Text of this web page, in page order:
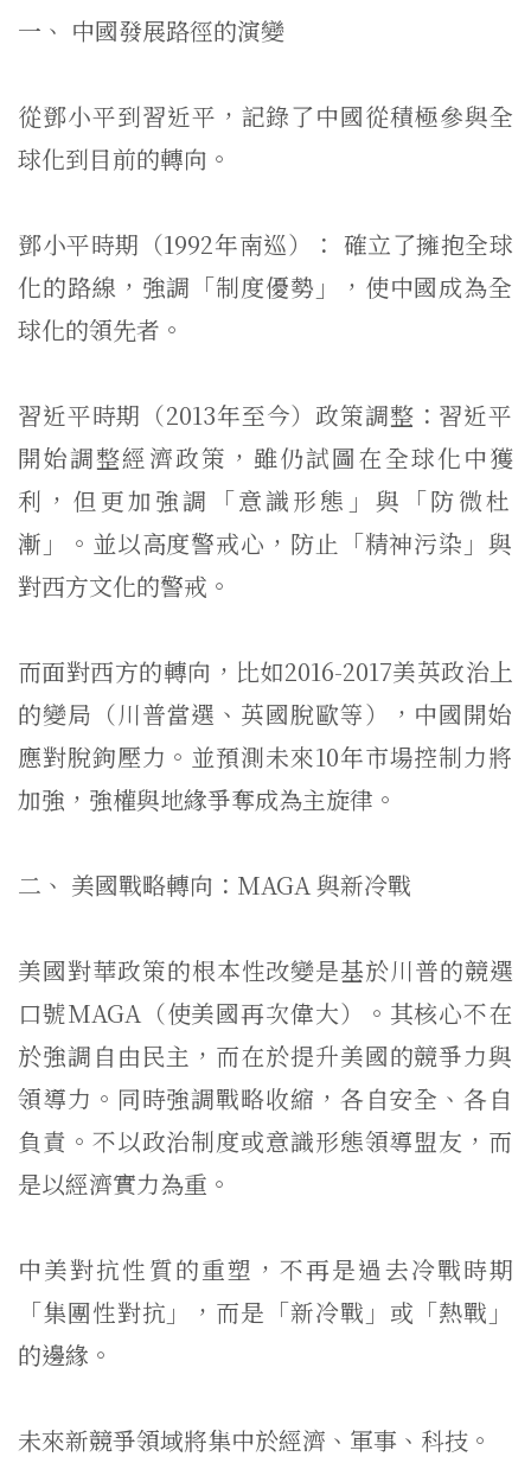
一、 中國發展路徑的演變
從鄧小平到習近平，記錄了中國從積極參與全
球化到目前的轉向。
鄧小平時期（1992年南巡）： 確立了擁抱全球
化的路線，強調「制度優勢」， 使中國成為全
球化的領先者。
習近平時期（2013年至今）政策調整： 習近平
開始調整經濟政策，雖仍試圖在全球化中獲
利，但更加強調「意識形態」與「防微杜
漸」。並以高度警戒心，防止「精神污染」與
對西方文化的警戒。
而面對西方的轉向，比如2016-2017美英政治上
的變局（川普當選、英國脫歐等），中國開始
應對脫鉤壓力。 並預測未來10年市場控制力將
加強，強權與地緣爭奪成為主旋律。
二、 美國戰略轉向：MAGA 與新冷戰
美國對華政策的根本性改變是基於川普的競選
口號MAGA（使美國再次偉大）。其核心不在
於強調自由民主， 而在於提升美國的競爭力與
領導力。同時強調戰略收縮，各自安全、各自
負責。不以政治制度或意識形態領導盟友， 而
是以經濟實力為重。
中美對抗性質的重塑，不再是過去冷戰時期
「集團性對抗」，而是「新冷戰」或「熱戰」
的邊緣。
未來新競爭領域將集中於經濟、軍事、科技。